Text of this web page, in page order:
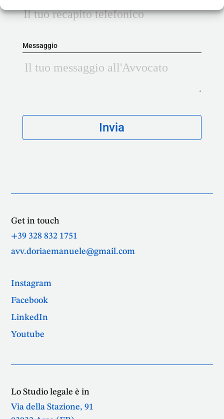
Messaggio
Get in touch
+39 328 832 1751
avv.doriaemanuele@gmail.com
Instagram
Facebook
LinkedIn
Youtube
Lo Studio legale è in
Via della Stazione, 91